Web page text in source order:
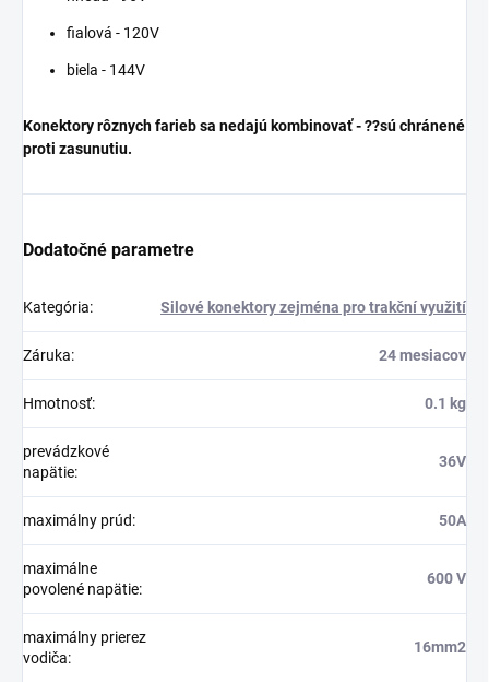
fialová - 120V
biela - 144V
Konektory rôznych farieb sa nedajú kombinovať - ??sú chránené
proti zasunutiu.
Dodatočné parametre
Kategória: Silové konektory zejména pro trakční využití
Záruka: 24 mesiacov
Hmotnosť: 0.1 kg
prevádzkové
napätie:
36V
maximálny prúd: 50A
maximálne
povolené napätie:
600 V
maximálny prierez
vodiča:
16mm2